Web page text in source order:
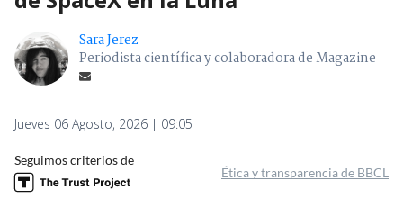
Sara Jerez
Periodista científica y colaboradora de Magazine
Jueves 06 Agosto, 2026 | 09:05
Seguimos criterios de
Ética y transparencia de BBCL